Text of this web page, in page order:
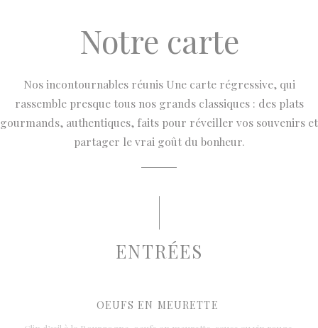
Notre carte
Nos incontournables réunis Une carte régressive, qui
rassemble presque tous nos grands classiques : des plats
gourmands, authentiques, faits pour réveiller vos souvenirs et
partager le vrai goût du bonheur.
ENTRÉES
OEUFS EN MEURETTE